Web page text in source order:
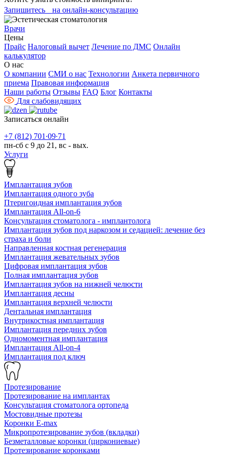
Запишитесь на онлайн-консультацию
Врачи
Цены
Прайс Налоговый вычет Лечение по ДМС Онлайн
калькулятор
О нас
О компании СМИ о нас Технологии Анкета первичного
приема Правовая информация
Наши работы Отзывы FAQ Блог Контакты
Для слабовидящих
Записаться онлайн
+7 (812) 701∙09∙71
пн-сб с 9 до 21, вс - вых.
Услуги
Имплантация зубов
Имплантация одного зуба
Птеригоидная имплантация зубов
Имплантация All-on-6
Консультация стоматолога - имплантолога
Имплантация зубов под наркозом и седацией: лечение без
страха и боли
Направленная костная регенерация
Имплантация жевательных зубов
Цифровая имплантация зубов
Полная имплантация зубов
Имплантация зубов на нижней челюсти
Имплантация десны
Имплантация верхней челюсти
Дентальная имплантация
Внутрикостная имплантация
Имплантация передних зубов
Одномоментная имплантация
Имплантация All-on-4
Имплантация под ключ
Протезирование
Протезирование на имплантах
Консультация стоматолога ортопеда
Мостовидные протезы
Коронки E-max
Микропротезирование зубов (вкладки)
Безметалловые коронки (циркониевые)
Протезирование коронками